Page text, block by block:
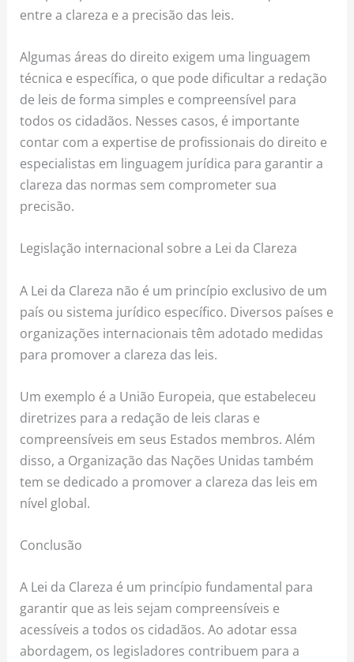
entre a clareza e a precisão das leis.
Algumas áreas do direito exigem uma linguagem
técnica e específica, o que pode dificultar a redação
de leis de forma simples e compreensível para
todos os cidadãos. Nesses casos, é importante
contar com a expertise de profissionais do direito e
especialistas em linguagem jurídica para garantir a
clareza das normas sem comprometer sua
precisão.
Legislação internacional sobre a Lei da Clareza
A Lei da Clareza não é um princípio exclusivo de um
país ou sistema jurídico específico. Diversos países e
organizações internacionais têm adotado medidas
para promover a clareza das leis.
Um exemplo é a União Europeia, que estabeleceu
diretrizes para a redação de leis claras e
compreensíveis em seus Estados membros. Além
disso, a Organização das Nações Unidas também
tem se dedicado a promover a clareza das leis em
nível global.
Conclusão
A Lei da Clareza é um princípio fundamental para
garantir que as leis sejam compreensíveis e
acessíveis a todos os cidadãos. Ao adotar essa
abordagem, os legisladores contribuem para a